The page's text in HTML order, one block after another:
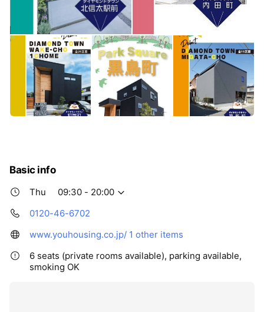
Basic info
Thu
09:30 - 20:00
0120-46-6702
www.youhousing.co.jp/ 1 other items
6 seats (private rooms available), parking available,
smoking OK